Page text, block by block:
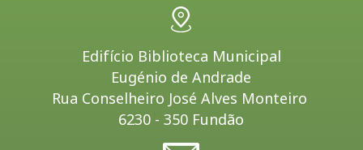
Edifício Biblioteca Municipal
Eugénio de Andrade
Rua Conselheiro José Alves Monteiro
6230 - 350 Fundão